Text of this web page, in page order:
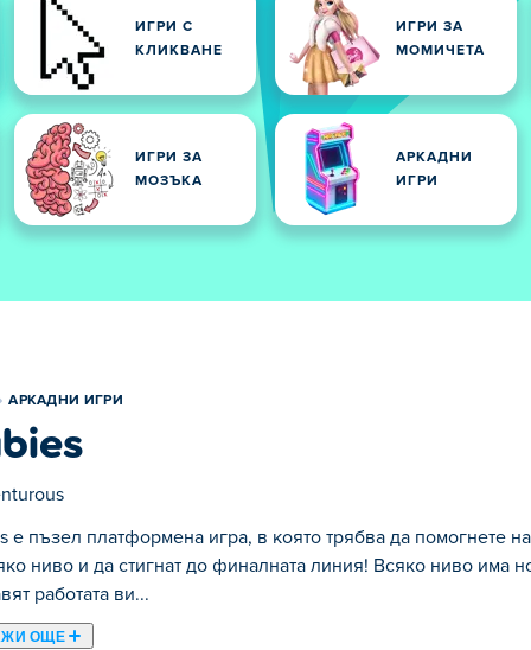
ИГРИ С
КЛИКВАНЕ
ИГРИ ЗА
МОМИЧЕТА
ИГРИ ЗА
МОЗЪКА
АРКАДНИ
ИГРИ
АРКАДНИ ИГРИ
е пъзел платформена игра, в която трябва да помогнете
ниво и да стигнат до финалната линия! Всяко ниво има
работата ви...
ОЩЕ